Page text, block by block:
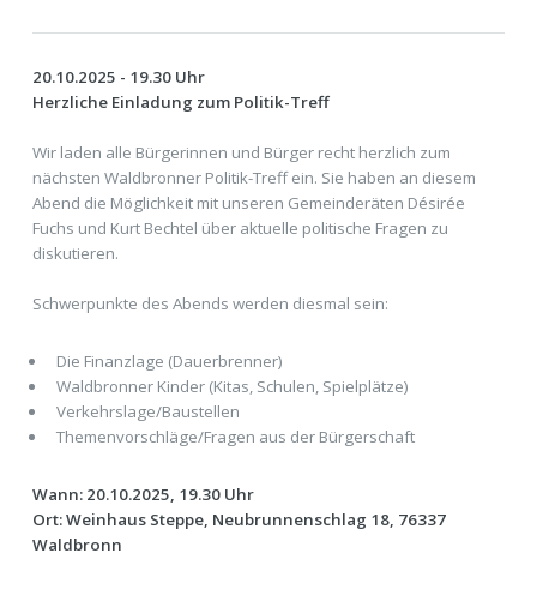
20.10.2025 - 19.30 Uhr
Herzliche Einladung zum Politik-Treff
Wir laden alle Bürgerinnen und Bürger recht herzlich zum
nächsten Waldbronner Politik-Treff ein. Sie haben an diesem
Abend die Möglichkeit mit unseren Gemeinderäten Désirée
Fuchs und Kurt Bechtel über aktuelle politische Fragen zu
diskutieren.
Schwerpunkte des Abends werden diesmal sein:
Die Finanzlage (Dauerbrenner)
Waldbronner Kinder (Kitas, Schulen, Spielplätze)
Verkehrslage/Baustellen
Themenvorschläge/Fragen aus der Bürgerschaft
Wann: 20.10.2025, 19.30 Uhr
Ort: Weinhaus Steppe, Neubrunnenschlag 18, 76337
Waldbronn